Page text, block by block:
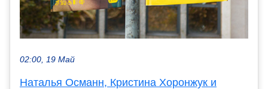
02:00, 19 Май
Наталья Османн, Кристина Хоронжук и